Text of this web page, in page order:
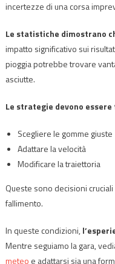
incertezze di una corsa
Le statistiche dimostrano
impatto significativo sui
pioggia potrebbe trovare
asciutte.
Le strategie devono
Scegliere le gomme giuste
Adattare la velocità
Modificare la traiettoria
Queste sono decisioni
fallimento.
In queste condizioni,
Mentre seguiamo la gara,
meteo e adattarsi sia una